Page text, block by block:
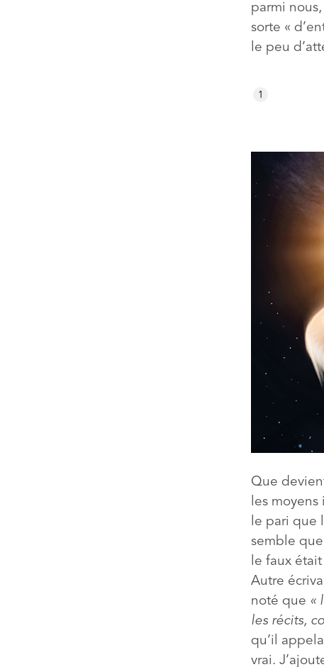
parmi
sorte «
le peu
1
Que
les moyens
le pari que
semble
le faux
Autre
noté que «
les récits,
qu’il
vrai.